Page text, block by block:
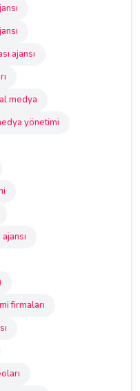
ajansı
medya
yönetimi
firmaları